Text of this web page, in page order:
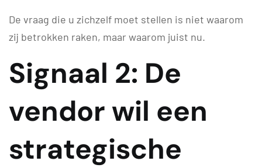
De vraag die u zichzelf moet stellen is niet waarom
zij betrokken raken, maar waarom juist nu.
Signaal 2: De
vendor wil een
strategische